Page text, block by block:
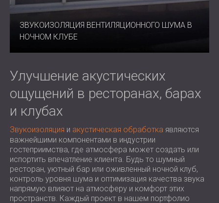
ЗВУКОИЗОЛЯЦИЯ ВЕНТИЛЯЦИОННОГО ШУМА В
НОЧНОМ КЛУБЕ
Улучшение акустических
ощущений в ресторанах, барах
и клубах
Звукоизоляция и акустическая обработка являются
важнейшими компонентами в индустрии
гостеприимства, где атмосфера может создать или
испортить впечатление клиента. Будь то шумный
ресторан, уютный бар или оживленный ночной клуб,
контроль уровня шума и оптимизация качества звука
напрямую влияют на атмосферу и комфорт этих
пространств. Каждый проект в нашем портфолио